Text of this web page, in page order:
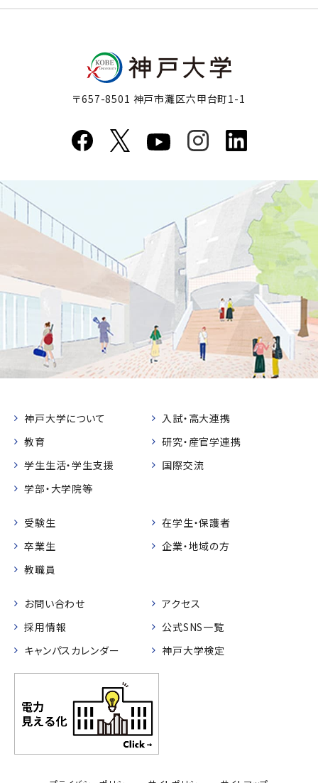
〒657-8501 神戸市灘区六甲台町1-1
神戸大学について
入試・高大連携
教育
研究・産官学連携
学生生活・学生支援
国際交流
学部・大学院等
受験生
在学生・保護者
卒業生
企業・地域の方
教職員
お問い合わせ
アクセス
採用情報
公式SNS一覧
キャンパスカレンダー
神戸大学検定